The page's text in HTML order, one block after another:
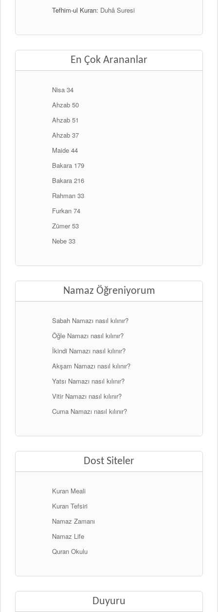
Tefhim-ul Kuran: Duhâ Suresi
En Çok Arananlar
Nisa 34
Ahzab 50
Ahzab 51
Ahzab 37
Maide 44
Bakara 179
Bakara 216
Rahman 33
Furkan 74
Zümer 53
Nebe 33
Namaz Öğreniyorum
Sabah Namazı nasıl kılınır?
Öğle Namazı nasıl kılınır?
İkindi Namazı nasıl kılınır?
Akşam Namazı nasıl kılınır?
Yatsı Namazı nasıl kılınır?
Vitir Namazı nasıl kılınır?
Cuma Namazı nasıl kılınır?
Dost Siteler
Kuran Meali
Kuran Tefsiri
Namaz Zamanı
Namaz Life
Quran Okulu
Duyuru